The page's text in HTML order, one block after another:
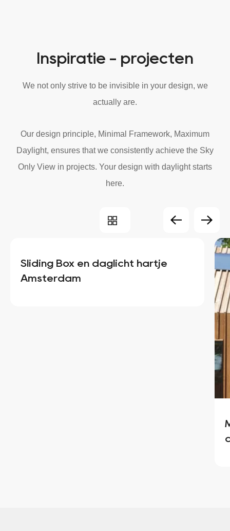
Inspiratie - projecten
We not only strive to be invisible in your design, we
actually are.
Our design principle, Minimal Framework, Maximum
Daylight, ensures that we consistently achieve the Sky
Only View in projects. Your design with daylight starts
here.
Sliding Box en daglicht hartje
Amsterdam